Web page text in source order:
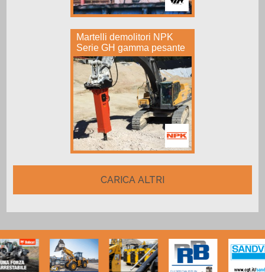
Martelli demolitori NPK
Serie GH gamma pesante
CARICA ALTRI